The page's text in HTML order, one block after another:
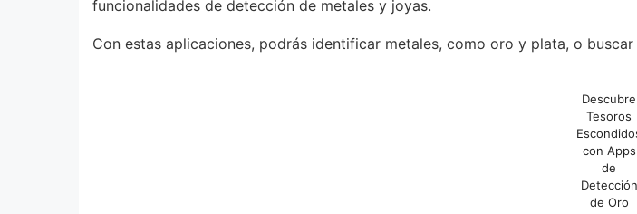
funcionalidades de detección de metales y joyas.
Con estas aplicaciones, podrás identificar metales, como oro y plata, o
Descubre
Tesoros
con Apps
de
Detección
de Oro